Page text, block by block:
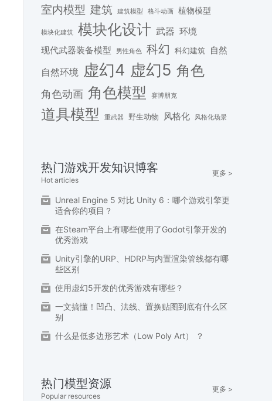
室内模型 建筑 建筑模型 格斗动画 植物模型
模块化建筑 模块化设计 武器 环境
现代武器装备模型
男性角色 科幻 科幻建筑 自然
自然环境 虚幻4 虚幻5 角色
角色动画 角色模型 赛博朋克
道具模型 重武器 野生动物 风格化 风格化场景
热门游戏开发知识博客
Hot articles
更多 >
Unreal Engine 5 对比 Unity 6：哪个游戏引擎更
适合你的项目？
在Steam平台上有哪些使用了Godot引擎开发的
优秀游戏
Unity引擎的URP、HDRP与内置渲染管线都有哪
些区别
使用虚幻5开发的优秀游戏有哪些？
一文搞懂！凹凸、法线、置换贴图到底有什么区
别
什么是低多边形艺术（Low Poly Art） ？
热门模型资源
Popular resources
更多 >